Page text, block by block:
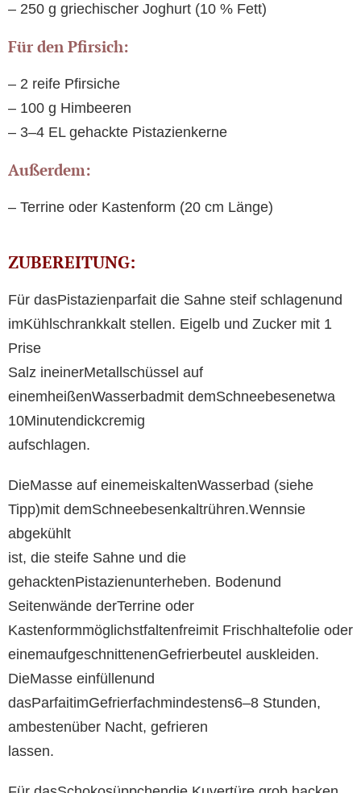
– 250 g griechischer Joghurt (10 % Fett)
Für den Pfirsich:
– 2 reife Pfirsiche
– 100 g Himbeeren
– 3–4 EL gehackte Pistazienkerne
Außerdem:
– Terrine oder Kastenform (20 cm Länge)
ZUBEREITUNG:
Für dasPistazienparfait die Sahne steif schlagenund
imKühlschrankkalt stellen. Eigelb und Zucker mit 1
Prise
Salz ineinerMetallschüssel auf
einemheißenWasserbadmit demSchneebesenetwa
10Minutendickcremig
aufschlagen.
DieMasse auf einemeiskaltenWasserbad (siehe
Tipp)mit demSchneebesenkaltrühren.Wennsie
abgekühlt
ist, die steife Sahne und die
gehacktenPistazienunterheben. Bodenund
Seitenwände derTerrine oder
Kastenformmöglichstfaltenfreimit Frischhaltefolie oder
einemaufgeschnittenenGefrierbeutel auskleiden.
DieMasse einfüllenund
dasParfaitimGefrierfachmindestens6–8 Stunden,
ambestenüber Nacht, gefrieren
lassen.